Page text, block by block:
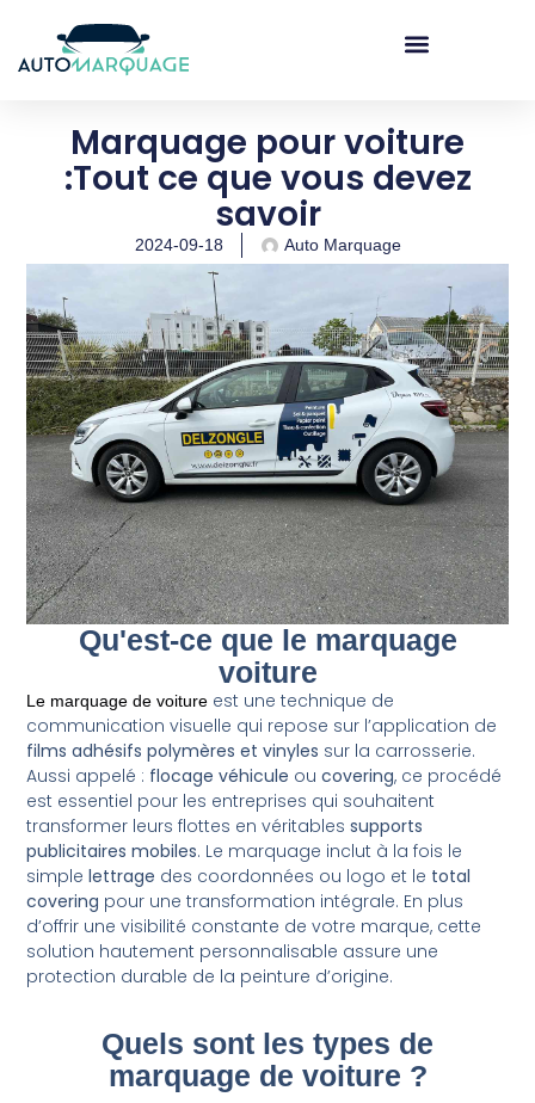
Marquage pour voiture
:Tout ce que vous devez
savoir
2024-09-18 Auto Marquage
Qu'est-ce que le marquage
voiture
Le marquage de voiture est une technique de
communication visuelle qui repose sur l’application de
films adhésifs polymères et vinyles sur la carrosserie.
Aussi appelé : flocage véhicule oucovering, ce procédé
est essentiel pour les entreprises qui souhaitent
transformer leurs flottes en véritablessupports
publicitaires mobiles. Le marquage inclut à la fois le
simplelettrage des coordonnées ou logo et le total
covering pour une transformation intégrale. En plus
d’offrir une visibilité constante de votre marque, cette
solution hautement personnalisable assure une
protection durable de la peinture d’origine.
Quels sont les types de
marquage de voiture ?